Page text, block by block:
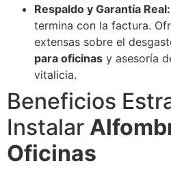
Respaldo y Garantía Real:
termina con la factura.
extensas sobre el
para oficinas y asesoría
vitalicia.
Beneficios
Instalar
Oficinas